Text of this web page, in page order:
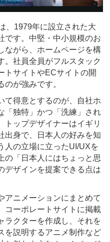
、1979年に設立された大
です。中堅・中小規模のお
ながら、ホームページを構
。社員全員がフルスタック
トサイトやECサイトの開
が強みです。
て得意とするのが、自社ホ
「独特」かつ「洗練」され
トップデザイナーはイギリ
出身で、日本人の好みを知
人の立場に立ったUI/UXを
の「日本人にはちょっと思
デザインを提案できる点は
アニメーションにまとめて
コーポレートサイトに掲載
ラクターを作成し、それを
を説明するアニメ制作など